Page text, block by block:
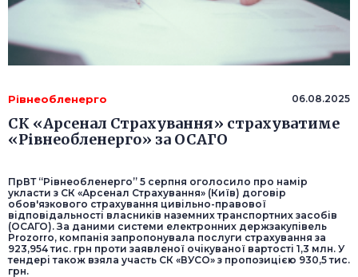
Рівнеобленерго 06.08.2025
СК «Арсенал Страхування» страхуватиме
«Рівнеобленерго» за ОСАГО
ПрВТ “Рівнеобленерго” 5 серпня оголосило про намір
укласти з СК «Арсенал Страхування» (Київ) договір
обов'язкового страхування цивільно-правової
відповідальності власників наземних транспортних засобів
(ОСАГО). За даними системи електронних держзакупівель
Prozorro, компанія запропонувала послуги страхування за
923,954 тис. грн проти заявленої очікуваної вартості 1,3 млн. У
тендері також взяла участь СК «ВУСО» з пропозицією 930,5 тис.
грн.